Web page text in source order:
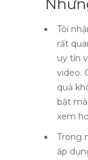
Tôi
rất
uy tín
video.
quả
bật
xem
Trong
áp